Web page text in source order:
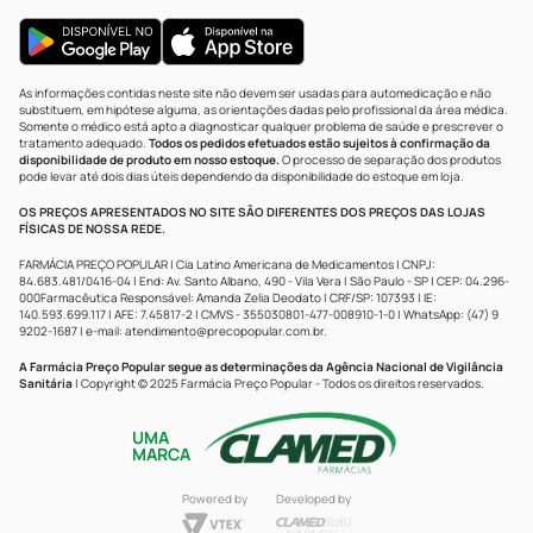
As informações contidas neste site não devem ser usadas para automedicação e não
substituem, em hipótese alguma, as orientações dadas pelo profissional da área médica.
Somente o médico está apto a diagnosticar qualquer problema de saúde e prescrever o
tratamento adequado. Todos os pedidos efetuados estão sujeitos à confirmação da
disponibilidade de produto em nosso estoque.O processo de separação dos produtos
pode levar até dois dias úteis dependendo da disponibilidade do estoque em loja.
OS PREÇOS APRESENTADOS NO SITE SÃO DIFERENTES DOS PREÇOS DAS LOJAS
FÍSICAS DE NOSSA REDE.
FARMÁCIA PREÇO POPULAR | Cia Latino Americana de Medicamentos | CNPJ:
84.683.481/0416-04 | End: Av. Santo Albano, 490 - Vila Vera | São Paulo - SP | CEP: 04.296-
000Farmacêutica Responsável: Amanda Zelia Deodato | CRF/SP: 107393 | IE:
140.593.699.117 | AFE: 7.45817-2 | CMVS - 355030801-477-008910-1-0 | WhatsApp: (47) 9
9202-1687 | e-mail: atendimento@precopopular.com.br.
A Farmácia Preço Popular segue as determinações da Agência Nacional de Vigilância
Sanitária | Copyright © 2025 Farmácia Preço Popular - Todos os direitos reservados.
UMA
MARCA
Powered by Developed by